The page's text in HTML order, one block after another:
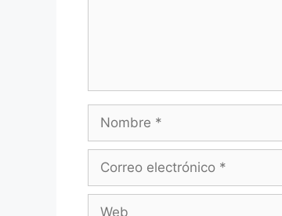
Nombre
Correo
Web